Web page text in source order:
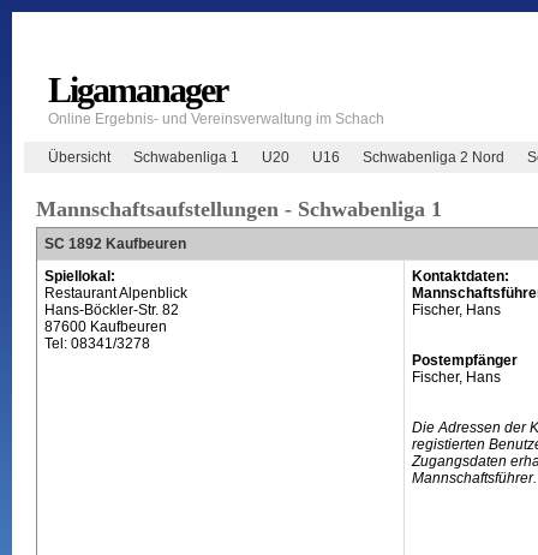
Ligamanager
Online Ergebnis- und Vereinsverwaltung im Schach
Übersicht Schwabenliga 1 U20 U16 Schwabenliga 2 Nord
Mannschaftsaufstellungen - Schwabenliga 1
SC 1892 Kaufbeuren
Spiellokal:
Restaurant Alpenblick
Hans-Böckler-Str. 82
87600 Kaufbeuren
Tel: 08341/3278
Kontaktdaten:
Fischer, Hans
Postempfänger
Fischer, Hans
Die Adressen der
registierten
Zugangsdaten
Mannschaftsführer.